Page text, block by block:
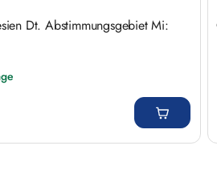
Dt. Abstimmungsgebiet Mi: